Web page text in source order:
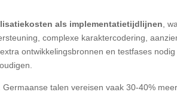
als implementatietijdlijnen ,
complexe karaktercodering,
ontwikkelingsbronnen en testfases
talen vereisen vaak 30-40%